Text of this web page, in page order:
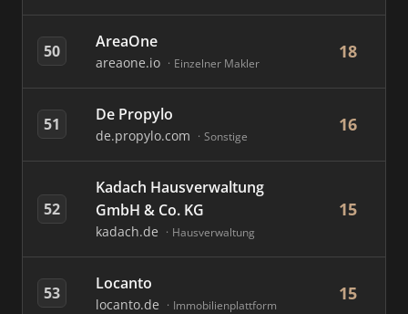
50 AreaOne
areaone.io Einzelner Makler
18
51 De Propylo
de.propylo.com Sonstige
16
52
Kadach Hausverwaltung
GmbH & Co. KG
kadach.de Hausverwaltung
15
53 Locanto
locanto.de Immobilienplattform
15